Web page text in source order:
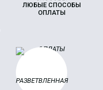
ЛЮБЫЕ СПОСОБЫ
ОПЛАТЫ